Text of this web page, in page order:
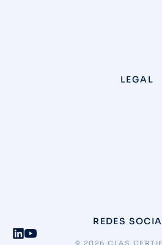
LEGAL
REDES
© 2026 CLAS